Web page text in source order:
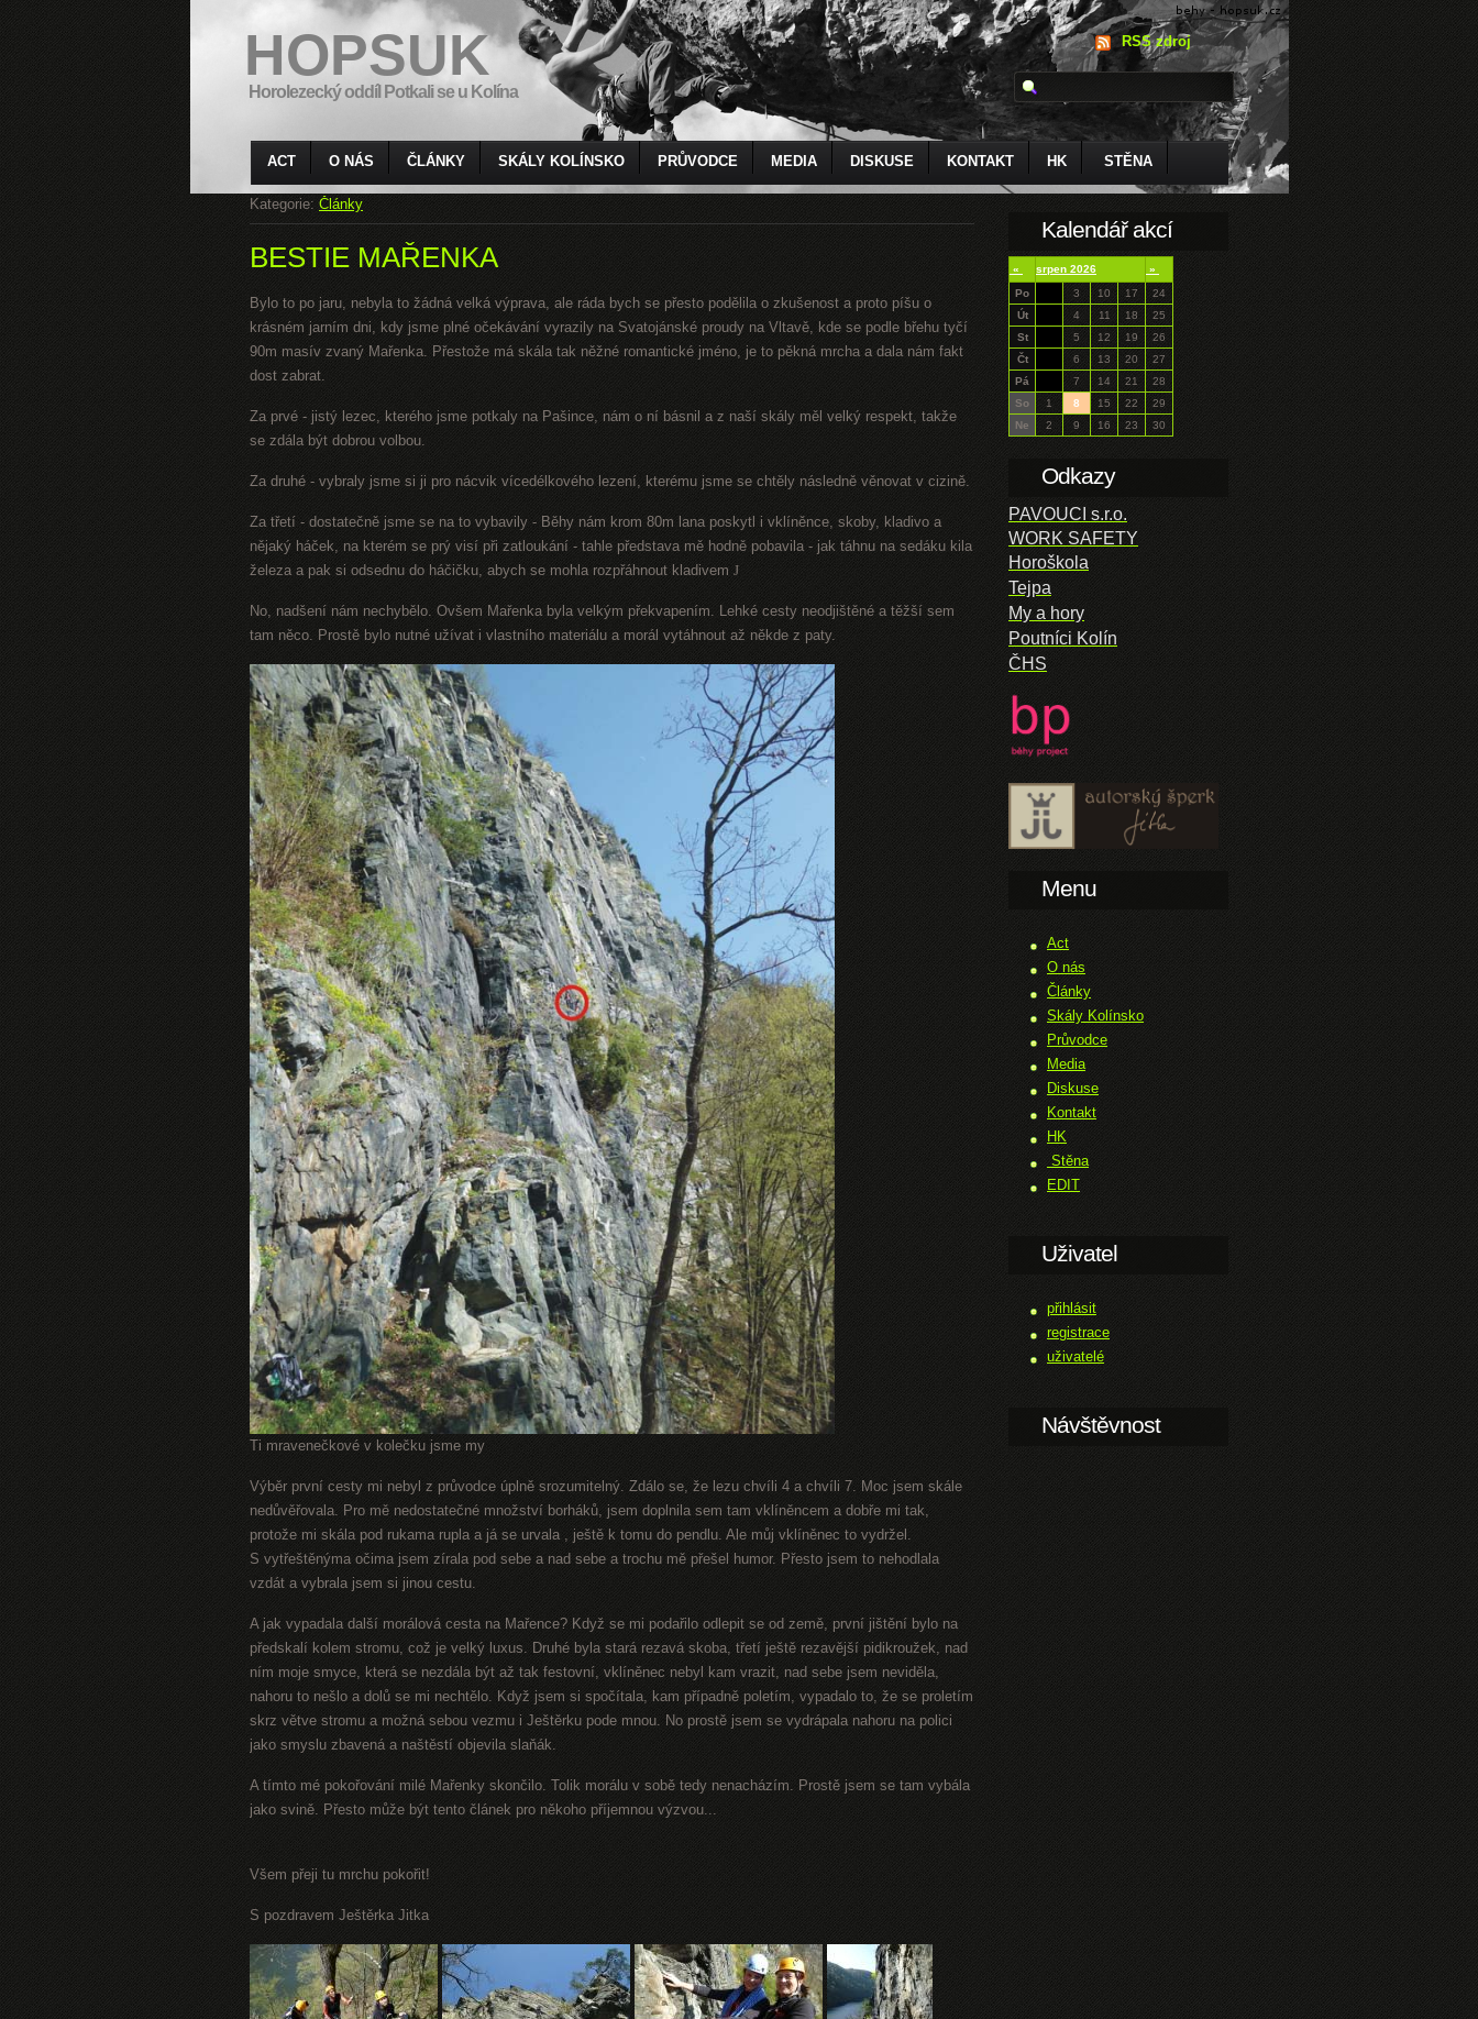
HOPSUK
Horolezecký oddíl Potkali se u Kolína
RSS zdroj
ACT O NÁS ČLÁNKY SKÁLY KOLÍNSKO PRŮVODCE MEDIA DISKUSE KONTAKT HK STĚNA
Kategorie: Články
BESTIE MAŘENKA
Bylo to po jaru, nebyla to žádná velká výprava, ale ráda bych se přesto podělila o zkušenost a proto píšu o
krásném jarním dni, kdy jsme plné očekávání vyrazily na Svatojánské proudy na Vltavě, kde se podle břehu tyčí
90m masív zvaný Mařenka. Přestože má skála tak něžné romantické jméno, je to pěkná mrcha a dala nám fakt
dost zabrat.
Za prvé - jistý lezec, kterého jsme potkaly na Pašince, nám o ní básnil a z naší skály měl velký respekt, takže
se zdála být dobrou volbou.
Za druhé - vybraly jsme si ji pro nácvik vícedélkového lezení, kterému jsme se chtěly následně věnovat v cizině.
Za třetí - dostatečně jsme se na to vybavily - Běhy nám krom 80m lana poskytl i vklíněnce, skoby, kladivo a
nějaký háček, na kterém se prý visí při zatloukání - tahle představa mě hodně pobavila - jak táhnu na sedáku kila
železa a pak si odsednu do háčičku, abych se mohla rozpřáhnout kladivem J
No, nadšení nám nechybělo. Ovšem Mařenka byla velkým překvapením. Lehké cesty neodjištěné a těžší sem
tam něco. Prostě bylo nutné užívat i vlastního materiálu a morál vytáhnout až někde z paty.
Ti mravenečkové v kolečku jsme my
Výběr první cesty mi nebyl z průvodce úplně srozumitelný. Zdálo se, že lezu chvíli 4 a chvíli 7. Moc jsem skále
nedůvěřovala. Pro mě nedostatečné množství borháků, jsem doplnila sem tam vklíněncem a dobře mi tak,
protože mi skála pod rukama rupla a já se urvala , ještě k tomu do pendlu. Ale můj vklíněnec to vydržel.
S vytřeštěnýma očima jsem zírala pod sebe a nad sebe a trochu mě přešel humor. Přesto jsem to nehodlala
vzdát a vybrala jsem si jinou cestu.
A jak vypadala další morálová cesta na Mařence? Když se mi podařilo odlepit se od země, první jištění bylo na
předskalí kolem stromu, což je velký luxus. Druhé byla stará rezavá skoba, třetí ještě rezavější pidikroužek, nad
ním moje smyce, která se nezdála být až tak festovní, vklíněnec nebyl kam vrazit, nad sebe jsem neviděla,
nahoru to nešlo a dolů se mi nechtělo. Když jsem si spočítala, kam případně poletím, vypadalo to, že se proletím
skrz větve stromu a možná sebou vezmu i Ještěrku pode mnou. No prostě jsem se vydrápala nahoru na polici
jako smyslu zbavená a naštěstí objevila slaňák.
A tímto mé pokořování milé Mařenky skončilo. Tolik morálu v sobě tedy nenacházím. Prostě jsem se tam vybála
jako svině. Přesto může být tento článek pro někoho příjemnou výzvou...
Všem přeji tu mrchu pokořit!
S pozdravem Ještěrka Jitka
Kalendář akcí
« srpen 2026
»
Po
3 10 17
24
Út
4 11 18
25
St
5 12 19
26
Čt
6 13 20
27
Pá
7 14 21
28
So
1 8 15 22
29
Ne
2 9 16 23 30
Odkazy
PAVOUCI s.r.o.
WORK SAFETY
Horoškola
Tejpa
My a hory
Poutníci Kolín
ČHS
Menu
Act
O nás
Články
Skály Kolínsko
Průvodce
Media
Diskuse
Kontakt
HK
Stěna
EDIT
Uživatel
přihlásit
registrace
uživatelé
Návštěvnost